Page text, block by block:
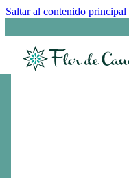
Saltar al contenido principal